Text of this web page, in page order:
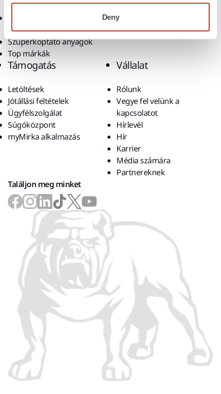
Deny
polírpaszták
fogyóanyagok
Szuperkoptató anyagok
Top márkák
Támogatás
Letöltések
Jótállási feltételek
Ügyfélszolgálat
Súgóközpont
myMirka alkalmazás
Vállalat
Rólunk
Vegye fel velünk a
kapcsolatot
Hírlevél
Hír
Karrier
Média számára
Partnereknek
Találjon meg minket